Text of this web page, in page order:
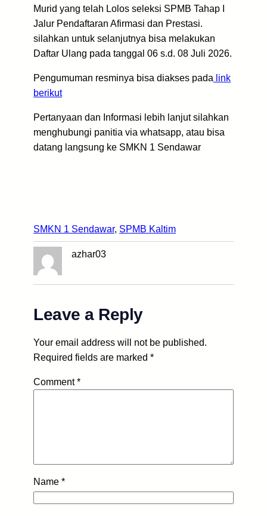
Murid yang telah Lolos seleksi SPMB Tahap I
Jalur Pendaftaran Afirmasi dan Prestasi.
silahkan untuk selanjutnya bisa melakukan
Daftar Ulang pada tanggal 06 s.d. 08 Juli 2026.
Pengumuman resminya bisa diakses pada link
berikut
Pertanyaan dan Informasi lebih lanjut silahkan
menghubungi panitia via whatsapp, atau bisa
datang langsung ke SMKN 1 Sendawar
SMKN 1 Sendawar, SPMB Kaltim
azhar03
Leave a Reply
Your email address will not be published.
Required fields are marked *
Comment*
Name *